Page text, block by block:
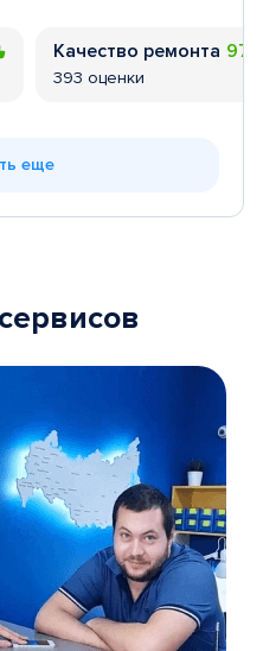
Качество ремонта
393 оценки
еще